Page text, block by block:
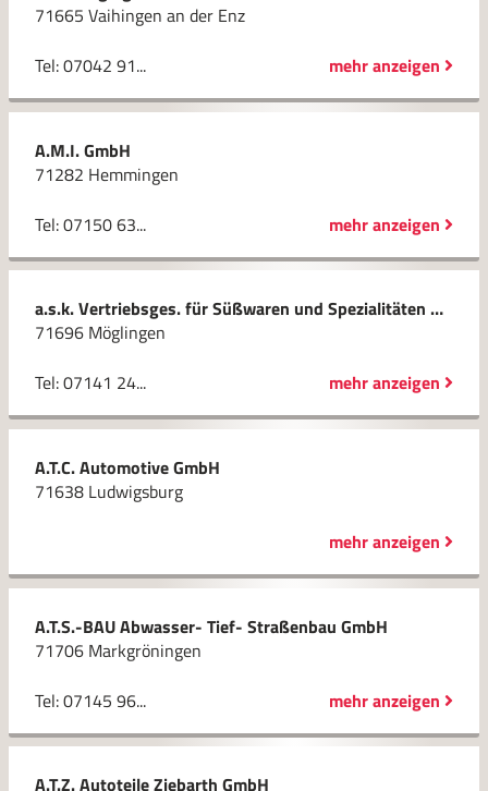
71665 Vaihingen an der Enz
Tel: 07042 91...
mehr anzeigen
A.M.I. GmbH
71282 Hemmingen
Tel: 07150 63...
mehr anzeigen
a.s.k. Vertriebsges. für Süßwaren und Spezialitäten mbH
71696 Möglingen
Tel: 07141 24...
mehr anzeigen
A.T.C. Automotive GmbH
71638 Ludwigsburg
mehr anzeigen
A.T.S.-BAU Abwasser- Tief- Straßenbau GmbH
71706 Markgröningen
Tel: 07145 96...
mehr anzeigen
A.T.Z. Autoteile Ziebarth GmbH